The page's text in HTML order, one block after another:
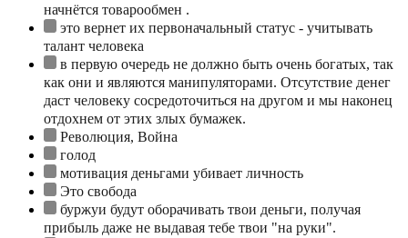
начнётся товарообмен .
это вернет их первоначальный статус - учитывать
талант человека
в первую очередь не должно быть очень богатых, так
как они и являются манипуляторами. Отсутствие денег
даст человеку сосредоточиться на другом и мы наконец
отдохнем от этих злых бумажек.
Революция, Война
голод
мотивация деньгами убивает личность
Это свобода
буржуи будут оборачивать твои деньги, получая
прибыль даже не выдавая тебе твои "на руки".